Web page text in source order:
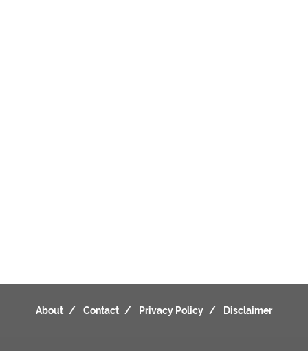
About Contact Privacy Policy Disclaimer